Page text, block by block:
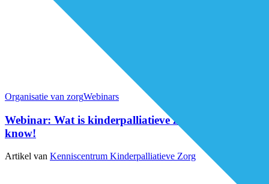
Organisatie van zorgWebinars
Webinar: Wat is kinderpalliatieve zorg? Good to
know!
Artikel van Kenniscentrum Kinderpalliatieve Zorg